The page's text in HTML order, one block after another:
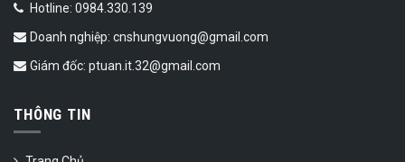
Hotline: 0984.330.139
Doanh nghiệp: cnshungvuong@gmail.com
Giám đốc: ptuan.it.32@gmail.com
THÔNG TIN